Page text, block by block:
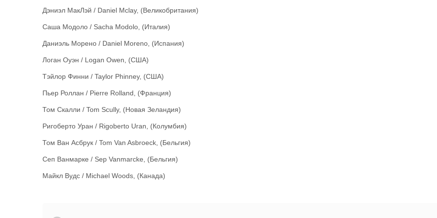
Дэниэл МакЛэй / Daniel Mclay, (Великобритания)
Саша Модоло / Sacha Modolo, (Италия)
Даниэль Морено / Daniel Moreno, (Испания)
Логан Оуэн / Logan Owen, (США)
Тэйлор Финни / Taylor Phinney, (США)
Пьер Роллан / Pierre Rolland, (Франция)
Том Скалли / Tom Scully, (Новая Зеландия)
Ригоберто Уран / Rigoberto Uran, (Колумбия)
Том Ван Асбрук / Tom Van Asbroeck, (Бельгия)
Сеп Ванмарке / Sep Vanmarcke, (Бельгия)
Майкл Вудс / Michael Woods, (Канада)